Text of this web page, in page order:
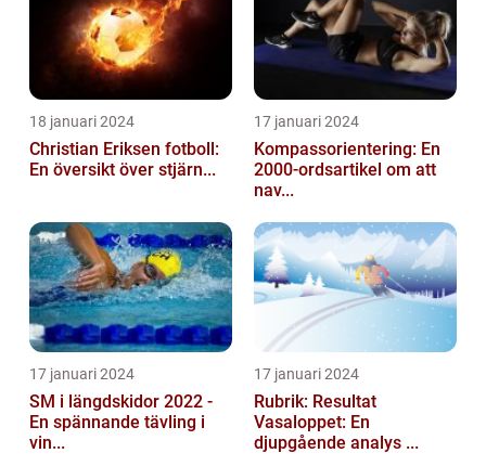
18 januari 2024
Christian Eriksen fotboll:
En översikt över stjärn...
17 januari 2024
Kompassorientering: En
2000-ordsartikel om att
nav...
17 januari 2024
SM i längdskidor 2022 -
En spännande tävling i
vin...
17 januari 2024
Rubrik: Resultat
Vasaloppet: En
djupgående analys ...